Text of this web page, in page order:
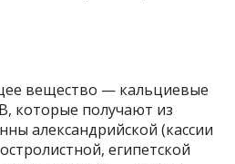
вещество — кальциевые
которые получают из
александрийской (кассии
египетской